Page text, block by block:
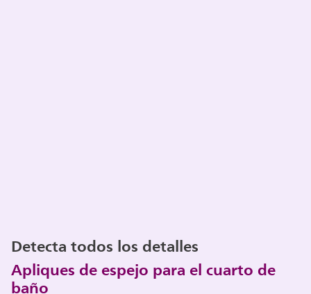
Detecta todos los detalles
Apliques de espejo para el cuarto de
baño